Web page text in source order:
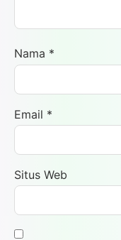
Nama *
Email *
Situs Web